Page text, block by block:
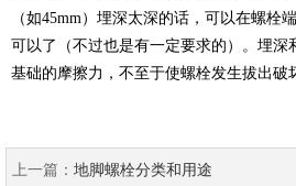
（如45mm）埋深太深的话，可以在螺栓
可以了（不过也是有一定要求的）。埋深
基础的摩擦力，不至于使螺栓发生拔出破
上一篇： 地脚螺栓分类和用途